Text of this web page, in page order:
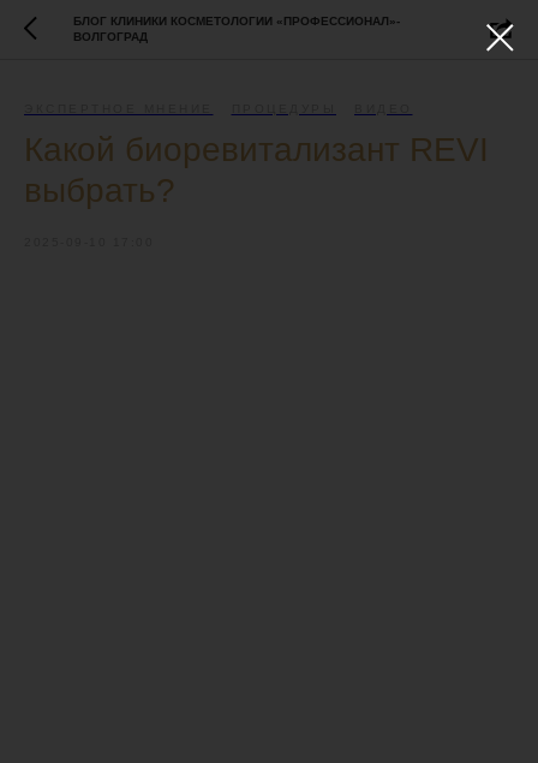
БЛОГ КЛИНИКИ КОСМЕТОЛОГИИ «ПРОФЕССИОНАЛ»-
ВОЛГОГРАД
Какой биоревитализант REVI
выбрать?